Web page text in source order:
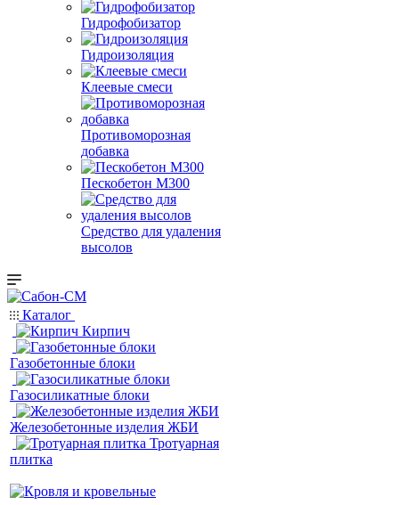
Гидрофобизатор
Гидроизоляция
Клеевые смеси
Противоморозная
добавка
Пескобетон М300
Средство для удаления
высолов
Каталог
Кирпич
Газобетонные блоки
Газосиликатные блоки
Железобетонные изделия ЖБИ
Тротуарная
плитка